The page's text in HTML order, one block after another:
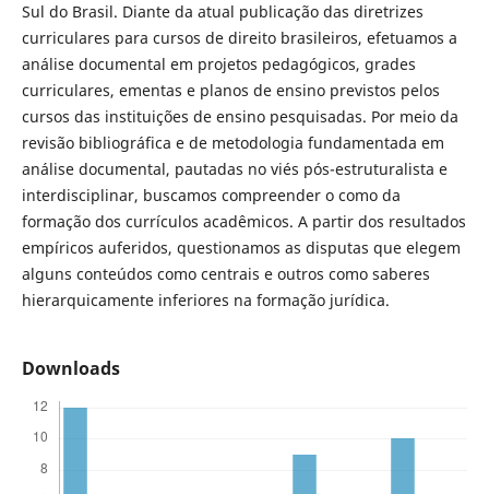
Sul do Brasil. Diante da atual publicação das diretrizes
curriculares para cursos de direito brasileiros, efetuamos a
análise documental em projetos pedagógicos, grades
curriculares, ementas e planos de ensino previstos pelos
cursos das instituições de ensino pesquisadas. Por meio da
revisão bibliográfica e de metodologia fundamentada em
análise documental, pautadas no viés pós-estruturalista e
interdisciplinar, buscamos compreender o como da
formação dos currículos acadêmicos. A partir dos resultados
empíricos auferidos, questionamos as disputas que elegem
alguns conteúdos como centrais e outros como saberes
hierarquicamente inferiores na formação jurídica.
Downloads